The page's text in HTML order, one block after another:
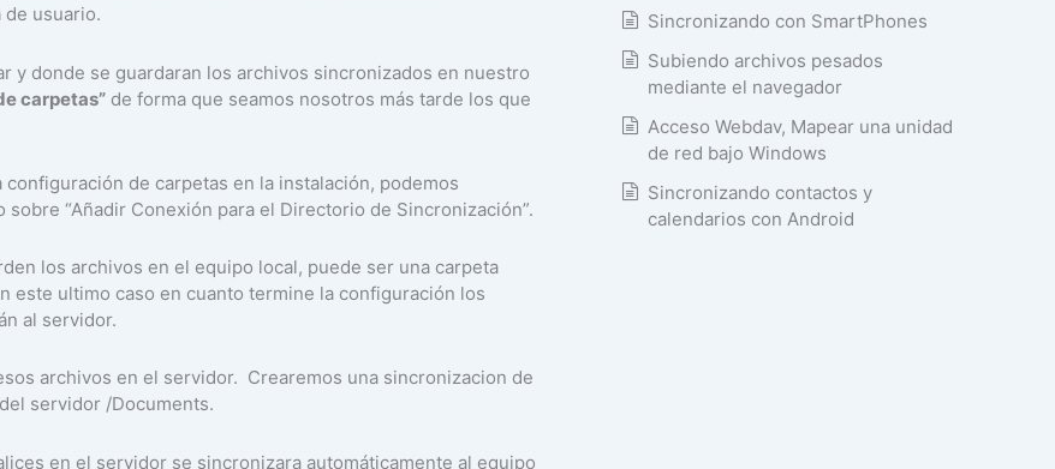
de usuario.
y donde se guardaran los archivos sincronizados en nuestro
carpetas” de forma que seamos nosotros más tarde los que
de carpetas en la instalación, podemos
“Añadir Conexión para el Directorio de Sincronización”.
los archivos en el equipo local, puede ser una carpeta
este ultimo caso en cuanto termine la configuración los
al servidor.
archivos en el servidor. Crearemos una sincronizacion de
servidor /Documents.
en el servidor se sincronizara automáticamente al equipo
Sincronizando con SmartPhones
Subiendo archivos pesados
mediante el navegador
Acceso Webdav, Mapear una unidad
de red bajo Windows
Sincronizando contactos y
calendarios con Android